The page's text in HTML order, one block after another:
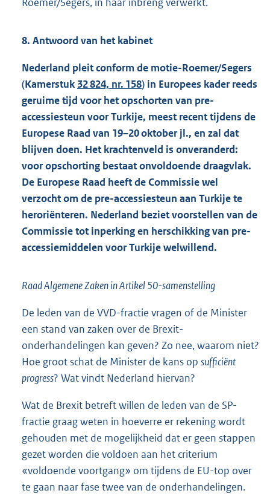
8. Antwoord van het kabinet
Nederland pleit conform de motie-Roemer/Segers
(Kamerstuk 32 824, nr. 158) in Europees kader reeds
geruime tijd voor het opschorten van pre-
accessiesteun voor Turkije, meest recent tijdens de
Europese Raad van 19–20 oktober jl., en zal dat
blijven doen. Het krachtenveld is onveranderd:
voor opschorting bestaat onvoldoende draagvlak.
De Europese Raad heeft de Commissie wel
verzocht om de pre-accessiesteun aan Turkije te
heroriënteren. Nederland beziet voorstellen van de
Commissie tot inperking en herschikking van pre-
accessiemiddelen voor Turkije welwillend.
Raad Algemene Zaken in Artikel 50-samenstelling
De leden van de VVD-fractie vragen of de Minister
een stand van zaken over de Brexit-
onderhandelingen kan geven? Zo nee, waarom niet?
Hoe groot schat de Minister de kans op sufficiënt
progress? Wat vindt Nederland hiervan?
Wat de Brexit betreft willen de leden van de SP-
fractie graag weten in hoeverre er rekening wordt
gehouden met de mogelijkheid dat er geen stappen
gezet worden die voldoen aan het criterium
«voldoende voortgang» om tijdens de EU-top over
te gaan naar fase twee van de onderhandelingen.